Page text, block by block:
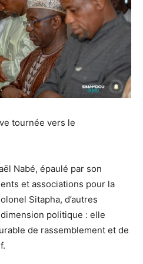
tournée vers le
Nabé, épaulé par son
et associations pour la
Sitapha, d’autres
politique : elle
de rassemblement et de